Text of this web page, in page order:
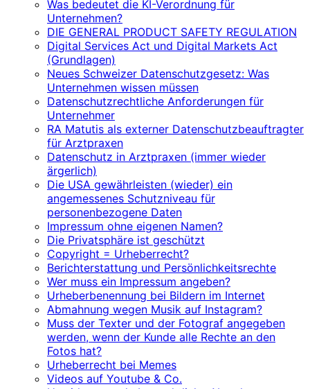
Was bedeutet die KI-Verordnung für
Unternehmen?
DIE GENERAL PRODUCT SAFETY REGULATION
Digital Services Act und Digital Markets Act
(Grundlagen)
Neues Schweizer Datenschutzgesetz: Was
Unternehmen wissen müssen
Datenschutzrechtliche Anforderungen für
Unternehmer
RA Matutis als externer Datenschutzbeauftragter
für Arztpraxen
Datenschutz in Arztpraxen (immer wieder
ärgerlich)
Die USA gewährleisten (wieder) ein
angemessenes Schutzniveau für
personenbezogene Daten
Impressum ohne eigenen Namen?
Die Privatsphäre ist geschützt
Copyright = Urheberrecht?
Berichterstattung und Persönlichkeitsrechte
Wer muss ein Impressum angeben?
Urheberbenennung bei Bildern im Internet
Abmahnung wegen Musik auf Instagram?
Muss der Texter und der Fotograf angegeben
werden, wenn der Kunde alle Rechte an den
Fotos hat?
Urheberrecht bei Memes
Videos auf Youtube & Co.